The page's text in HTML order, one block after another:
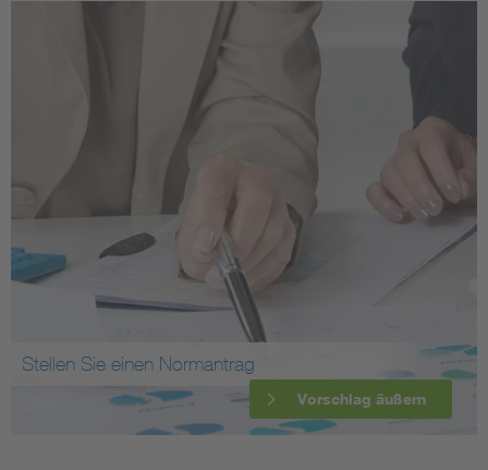
Stellen Sie einen Normantrag
Vorschlag äußern